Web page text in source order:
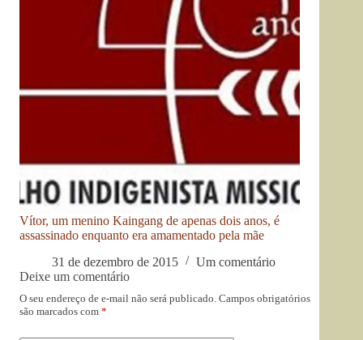
Vítor, um menino Kaingang de apenas dois anos, é
assassinado enquanto era amamentado pela mãe
31 de dezembro de 2015
Um comentário
Deixe um comentário
O seu endereço de e-mail não será publicado. Campos obrigatórios
são marcados com *